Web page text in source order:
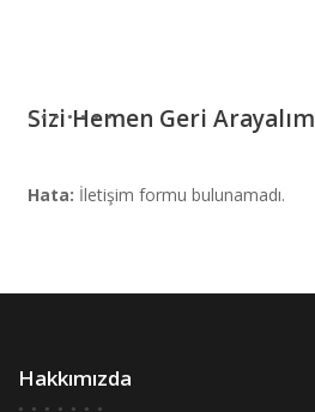
Sizi Hemen Geri Arayalım
Hata: İletişim formu bulunamadı.
Hakkımızda